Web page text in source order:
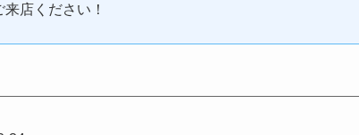
店ください！